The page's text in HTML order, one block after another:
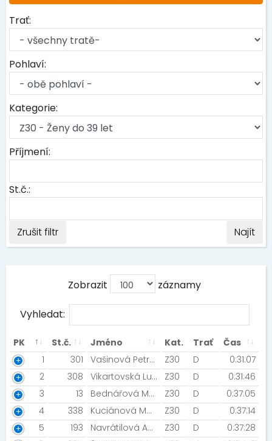
Trať:
Pohlaví:
Kategorie:
Příjmení:
St.č.:
Zrušit filtr Najít
Zobrazit záznamy
Vyhledat:
PK St.č. Jméno Kat. Trať
Čas
1
301 Vašinová Petra [Nutrend Team] Z30 D
0:31:07
2
308 Vikartovská Lucie [Vítkovice ] Z30 D
0:31:46
3
13 Bednářová Müllerová Kateřina [Night run team ] Z30 D
0:37:05
4
338 Kuciánová Monika Z30 D
0:37:14
5
193 Navrátilová Aneta Z30 D
0:37:28